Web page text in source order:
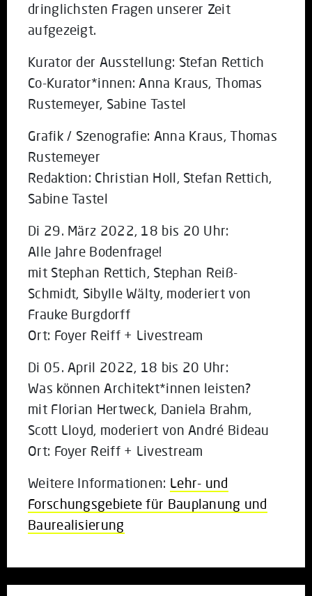
dringlichsten Fragen unserer Zeit
aufgezeigt.
Kurator der Ausstellung: Stefan Rettich
Co-Kurator*innen: Anna Kraus, Thomas
Rustemeyer, Sabine Tastel
Grafik / Szenografie: Anna Kraus, Thomas
Rustemeyer
Redaktion: Christian Holl, Stefan Rettich,
Sabine Tastel
Di 29. März 2022, 18 bis 20 Uhr:
Alle Jahre Bodenfrage!
mit Stephan Rettich, Stephan Reiß-
Schmidt, Sibylle Wälty, moderiert von
Frauke Burgdorff
Ort: Foyer Reiff + Livestream
Di 05. April 2022, 18 bis 20 Uhr:
Was können Architekt*innen leisten?
mit Florian Hertweck, Daniela Brahm,
Scott Lloyd, moderiert von André Bideau
Ort: Foyer Reiff + Livestream
Weitere Informationen: Lehr- und
Forschungsgebiete für Bauplanung und
Baurealisierung